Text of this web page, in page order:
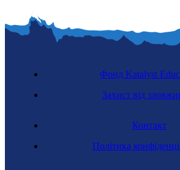
Контакт
Політика
Фонд Katalyst
Захист від